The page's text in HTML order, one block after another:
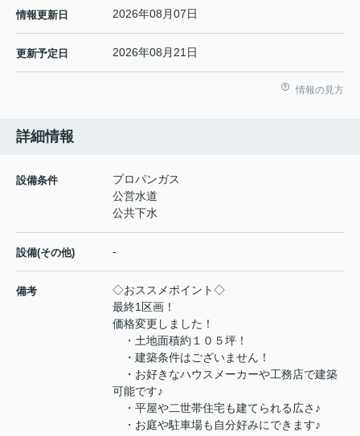
情報更新日 2026年08月07日
更新予定日 2026年08月21日
情報の見方
詳細情報
設備条件
プロパンガス
公営水道
公共下水
設備(その他) -
備考
◇おススメポイント◇
最終1区画！
価格変更しました！
・土地面積約１０５坪！
・建築条件はございません！
・お好きなハウスメーカーや工務店で建築
可能です♪
・平屋や二世帯住宅も建てられる広さ♪
・お庭や駐車場も自分好みにできます♪